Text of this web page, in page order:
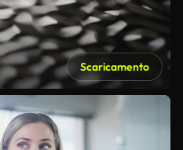
Scaricamento